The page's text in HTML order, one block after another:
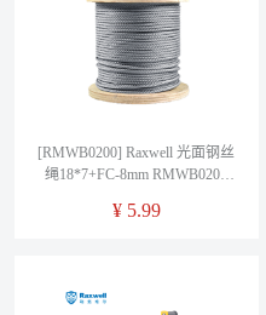
[RMWB0200] Raxwell 光面钢丝
绳18*7+FC-8mm RMWB0200
¥ 5.99